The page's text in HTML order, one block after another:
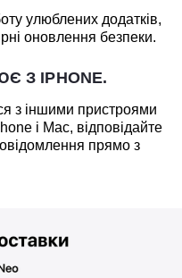
улюблених додатків,
оновлення безпеки.
З IPHONE.
з іншими пристроями
і Mac, відповідайте
прямо з